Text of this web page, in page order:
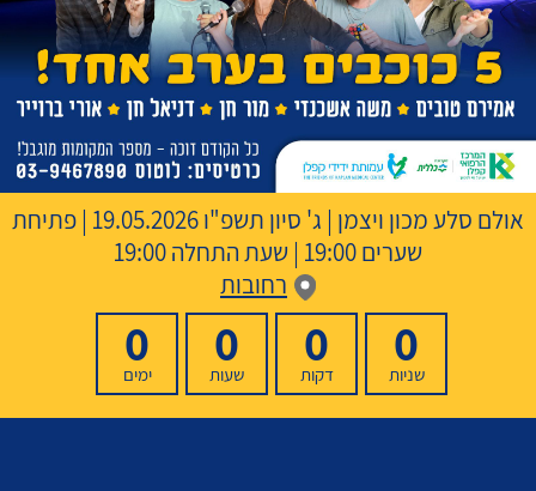
אולם סלע מכון ויצמן | ג' סיון תשפ"ו
19.05.2026 | פתיחת
שערים 19:00 | שעת התחלה 19:00
רחובות
0
שניות
0
דקות
0
שעות
0
ימים